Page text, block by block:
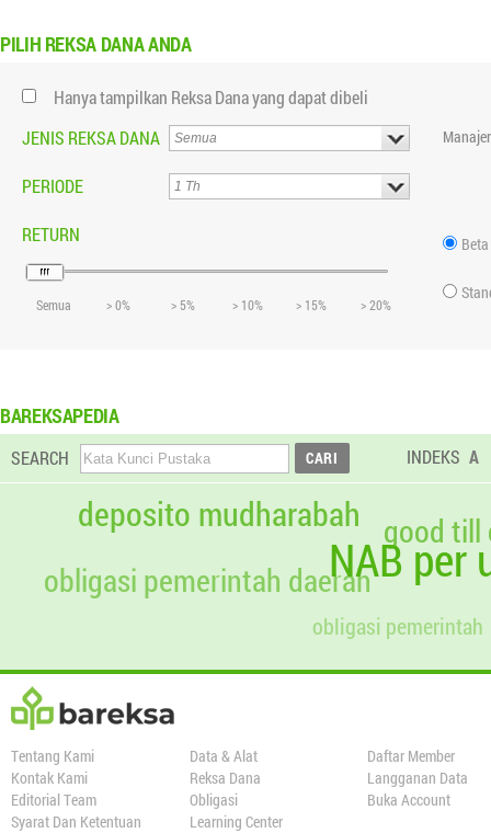
PILIH REKSA DANA ANDA
Hanya tampilkan Reksa Dana yang dapat dibeli
JENIS REKSA DANA
PERIODE
RETURN
Semua > 0% > 5% > 10% > 15% > 20%
Beta
BAREKSAPEDIA
SEARCH INDEKS A
NAB per
deposito mudharabah
obligasi pemerintah
obligasi pemerintah daerah
good till
Tentang Kami
Kontak Kami
Editorial Team
Syarat Dan Ketentuan
Data & Alat
Reksa Dana
Obligasi
Learning Center
Daftar Member
Langganan Data
Buka Account